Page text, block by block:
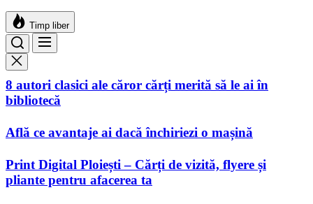
Timp liber
SearchMenu
8 autori clasici ale căror cărți merită să le ai în
bibliotecă
Află ce avantaje ai dacă închiriezi o mașină
Print Digital Ploiești – Cărți de vizită, flyere și
pliante pentru afacerea ta